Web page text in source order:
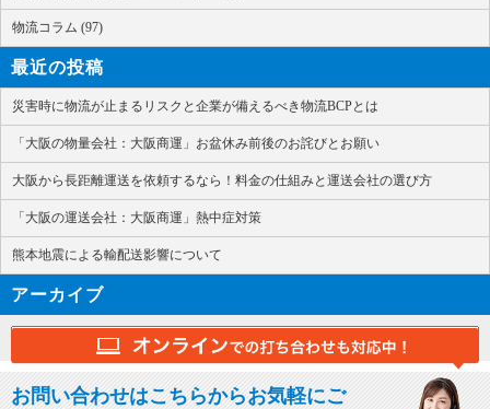
物流コラム (97)
最近の投稿
災害時に物流が止まるリスクと企業が備えるべき物流BCPとは
「大阪の物量会社：大阪商運」お盆休み前後のお詫びとお願い
大阪から長距離運送を依頼するなら！料金の仕組みと運送会社の選び方
「大阪の運送会社：大阪商運」熱中症対策
熊本地震による輸配送影響について
アーカイブ
お問い合わせはこちらからお気軽にご